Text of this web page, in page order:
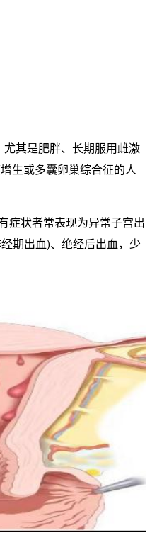
其是肥胖、长期服用雌激
生或多囊卵巢综合征的人
状者常表现为异常子宫出
期出血)、绝经后出血，少